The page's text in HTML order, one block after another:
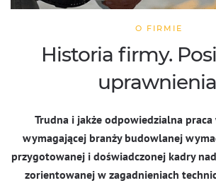
O FIRMIE
Historia firmy.
Trudna i jakże odpowiedzialna praca
wymagającej branży budowlanej
przygotowanej i doświadczonej kadry
zorientowanej w zagadnieniach